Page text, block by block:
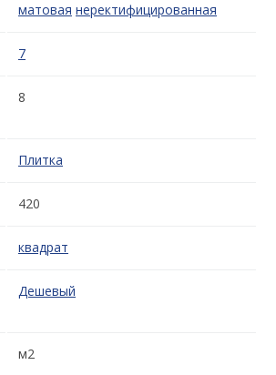
матовая неректифицированная
7
8
Плитка
420
квадрат
Дешевый
м2